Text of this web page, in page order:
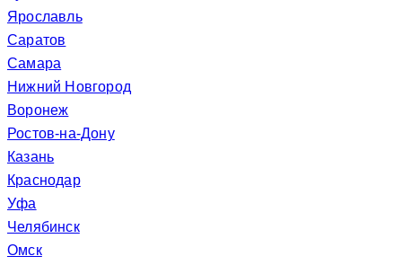
Ярославль
Саратов
Самара
Нижний Новгород
Воронеж
Ростов-на-Дону
Казань
Краснодар
Уфа
Челябинск
Омск